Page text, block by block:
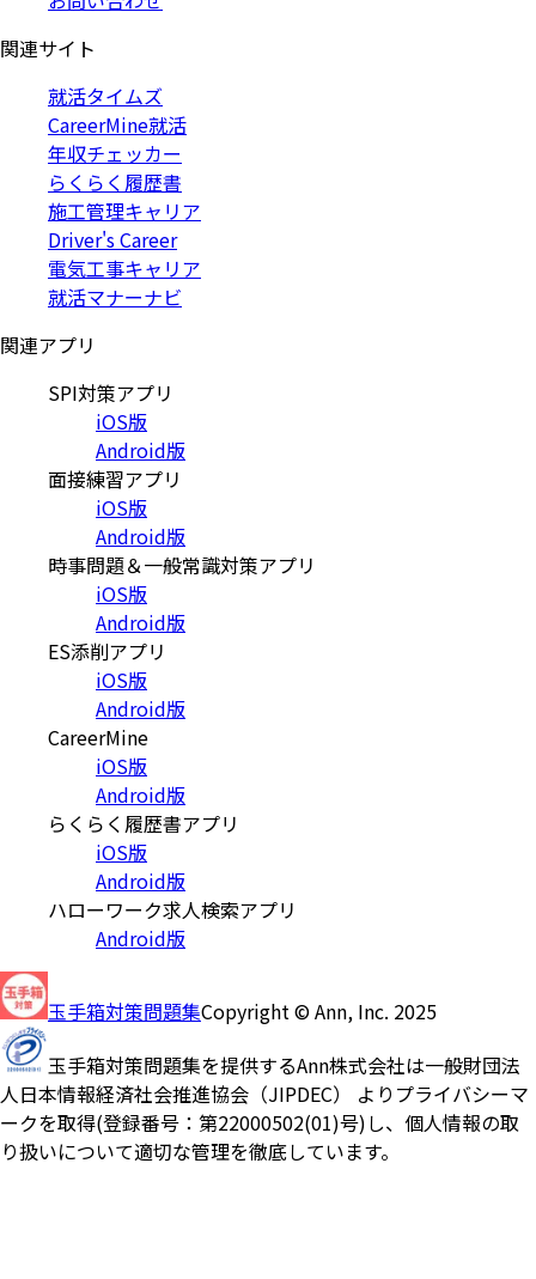
関連サイト
就活タイムズ
CareerMine就活
年収チェッカー
らくらく履歴書
施工管理キャリア
Driver's Career
電気工事キャリア
就活マナーナビ
関連アプリ
SPI対策アプリ
iOS版
Android版
面接練習アプリ
iOS版
Android版
時事問題＆一般常識対策アプリ
iOS版
Android版
ES添削アプリ
iOS版
Android版
CareerMine
iOS版
Android版
らくらく履歴書アプリ
iOS版
Android版
ハローワーク求人検索アプリ
Android版
玉手箱対策問題集Copyright © Ann, Inc. 2025
玉手箱対策問題集を提供するAnn株式会社は一般財団法
人日本情報経済社会推進協会（JIPDEC） よりプライバシーマ
ークを取得(登録番号：第22000502(01)号)し、個人情報の取
り扱いについて適切な管理を徹底しています。